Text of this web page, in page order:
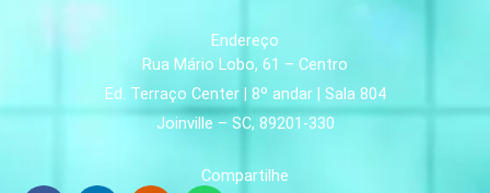
Endereço
Rua Mário Lobo, 61 – Centro
Ed. Terraço Center | 8º andar | Sala 804
Joinville – SC, 89201-330
Compartilhe